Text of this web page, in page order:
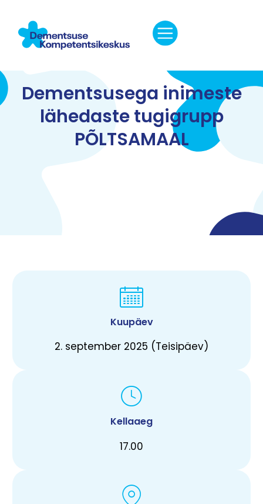
Dementsusega inimeste
lähedaste tugigrupp
PÕLTSAMAAL
Kuupäev
2. september 2025 (Teisipäev)
Kellaaeg
17.00